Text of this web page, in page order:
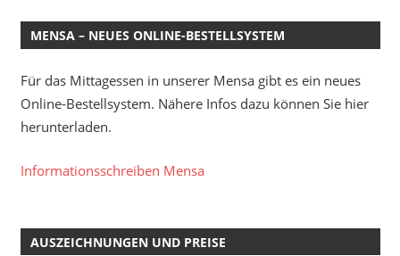
MENSA – NEUES ONLINE-BESTELLSYSTEM
Für das Mittagessen in unserer Mensa gibt es ein neues
Online-Bestellsystem. Nähere Infos dazu können Sie hier
herunterladen.
Informationsschreiben Mensa
AUSZEICHNUNGEN UND PREISE